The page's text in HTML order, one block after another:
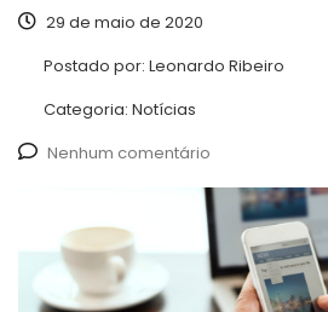
29 de maio de 2020
Postado por: Leonardo Ribeiro
Categoria: Notícias
Nenhum comentário